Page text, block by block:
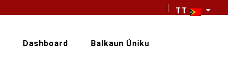
TT
Dashboard Balkaun Úniku